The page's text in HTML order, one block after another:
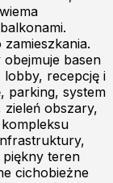
basen
lobby, recepcję i
parking, system
obszary,
teren
cichobieżne